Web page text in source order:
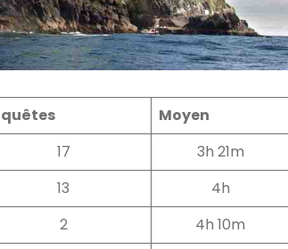
Moyen
17
3h 21m
13
4h
2
4h 10m